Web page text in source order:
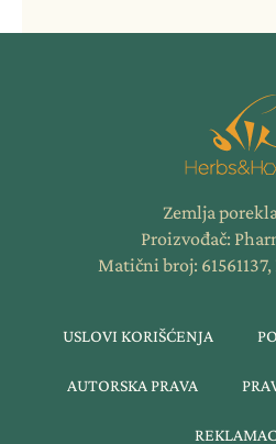
Zemlja
Proizvođač:
Matični broj:
USLOVI KORIŠĆENJA
AUTORSKA PRAVA